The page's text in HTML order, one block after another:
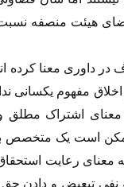
هیئت منصفه
در داوری معنا کرده
اخلاق مفهوم یکسانی
اشتراک مطلق و
است یک متخصص
معنای رعایت
تبعیض و دادن